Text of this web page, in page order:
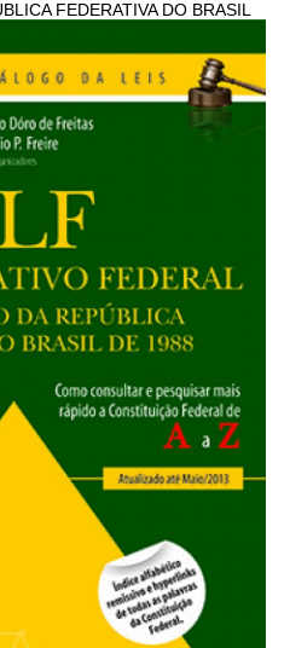
FEDERATIVA DO BRASIL